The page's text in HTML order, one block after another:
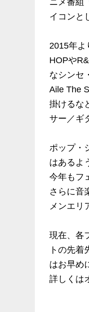
ニメ番組
イコンと
2015年よ
HOPや
なシンセ
Aile The
掛けるな
サー／ギ
ポップ・
はあるよ
今年もフ
さらに音
メンエリ
現在、各
トの先
はお早め
詳しくは